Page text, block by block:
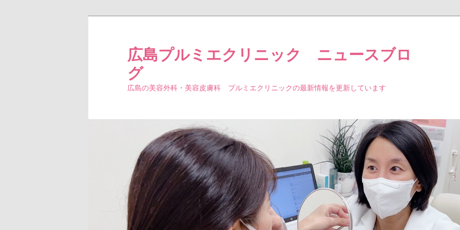
広島プルミエクリニック ニュースブロ
グ
広島の美容外科・美容皮膚科 プルミエクリニックの最新情報を更新しています